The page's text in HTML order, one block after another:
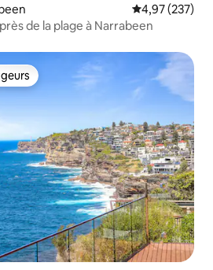
Évaluation
4,97 (237)
de la plage à Narrabeen
les plus appréciés